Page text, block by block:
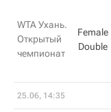
WTA Ухань.
Открытый
чемпионат
Female
Double
25.06, 14:35